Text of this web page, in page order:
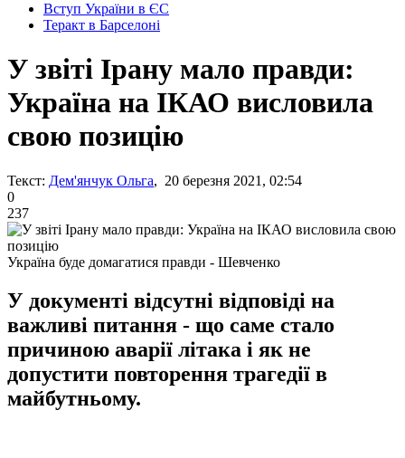
Вступ України в ЄС
Теракт в Барселоні
У звіті Ірану мало правди:
Україна на ІКАО висловила
свою позицію
Текст: Дем'янчук Ольга, 20 березня 2021, 02:54
0
237
Україна буде домагатися правди - Шевченко
У документі відсутні відповіді на
важливі питання - що саме стало
причиною аварії літака і як не
допустити повторення трагедії в
майбутньому.